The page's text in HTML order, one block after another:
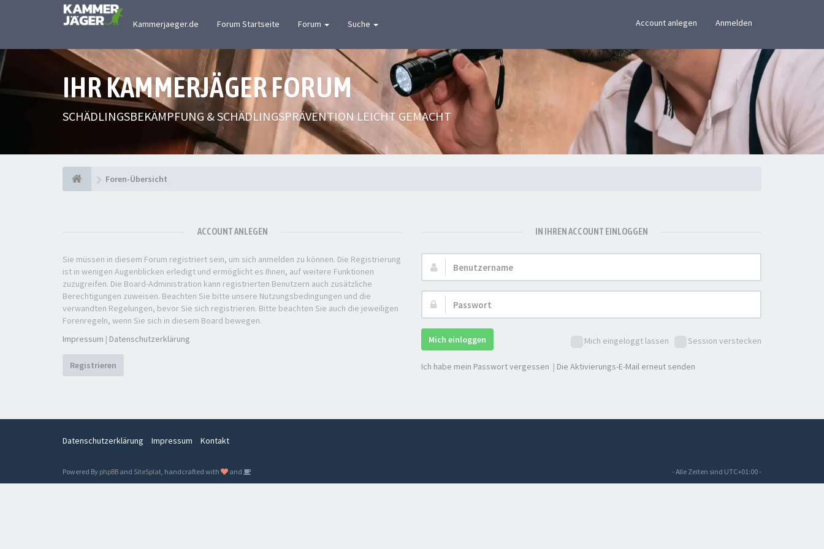
Kammerjaeger.de Forum Startseite Forum Suche Account anlegen Anmelden
IHR KAMMERJÄGER FORUM
SCHÄDLINGSBEKÄMPFUNG & SCHÄDLINGSPRÄVENTION LEICHT GEMACHT
Foren-Übersicht
ACCOUNT ANLEGEN
Sie müssen in diesem Forum registriert sein, um sich anmelden zu können. Die Registrierung
ist in wenigen Augenblicken erledigt und ermöglicht es Ihnen, auf weitere Funktionen
zuzugreifen. Die Board-Administration kann registrierten Benutzern auch zusätzliche
Berechtigungen zuweisen. Beachten Sie bitte unsere Nutzungsbedingungen und die
verwandten Regelungen, bevor Sie sich registrieren. Bitte beachten Sie auch die jeweiligen
Forenregeln, wenn Sie sich in diesem Board bewegen.
Impressum | Datenschutzerklärung
Registrieren
IN IHREN ACCOUNT EINLOGGEN
Benutzername:
Passwort:
Mich eingeloggt lassen Session verstecken
Mich einloggen
Ich habe mein Passwort vergessen | Die Aktivierungs-E-Mail erneut senden
Datenschutzerklärung Impressum Kontakt
Powered By phpBB and SiteSplat, handcrafted with and - Alle Zeiten sind UTC+01:00-